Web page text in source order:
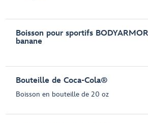
Boisson pour sportifs
banane
Bouteille de Coca-Cola®
Boisson en bouteille de 20 oz